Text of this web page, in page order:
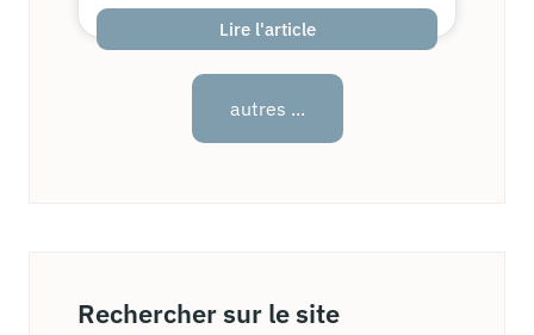
Lire l'article
autres ...
Rechercher sur le site